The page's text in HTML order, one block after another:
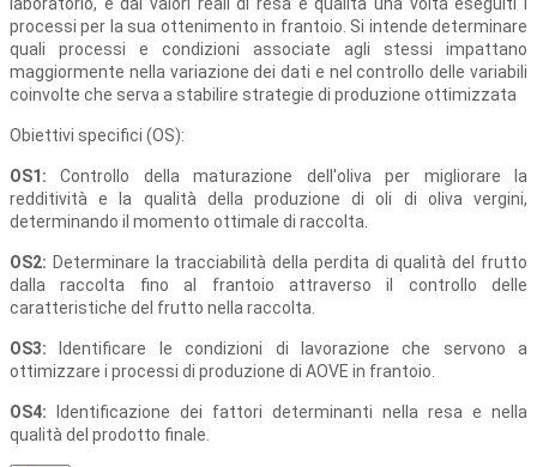
laboratorio, e dai valori reali di resa e qualità una volta eseguiti i
processi per la sua ottenimento in frantoio. Si intende determinare
quali processi e condizioni associate agli stessi impattano
maggiormente nella variazione dei dati e nel controllo delle variabili
coinvolte che serva a stabilire strategie di produzione ottimizzata
Obiettivi specifici (OS):
OS1: Controllo della maturazione dell'oliva per migliorare la
redditività e la qualità della produzione di oli di oliva vergini,
determinando il momento ottimale di raccolta.
OS2: Determinare la tracciabilità della perdita di qualità del frutto
dalla raccolta fino al frantoio attraverso il controllo delle
caratteristiche del frutto nella raccolta.
OS3:
Identificare le condizioni di lavorazione che servono a
ottimizzare i processi di produzione di AOVE in frantoio.
OS4:
Identificazione dei fattori determinanti nella resa e nella
qualità del prodotto finale.